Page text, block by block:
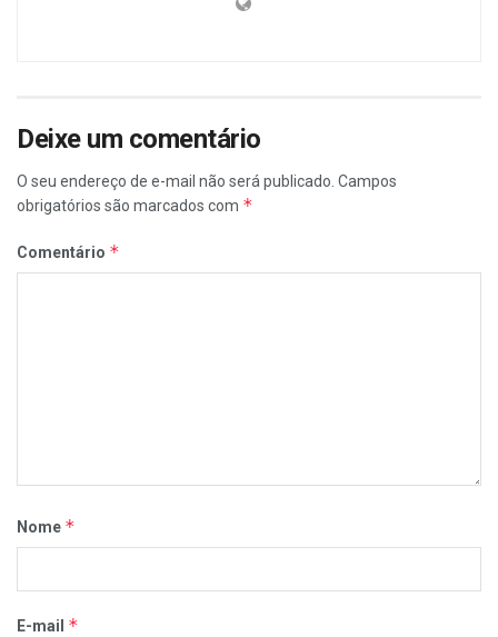
Deixe um comentário
O seu endereço de e-mail não será publicado. Campos
obrigatórios são marcados com *
Comentário *
Nome *
E-mail *